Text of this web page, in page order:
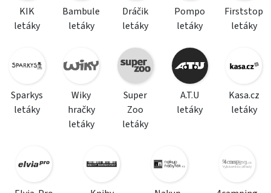
KIK
letáky
Bambule
letáky
Dráčik
letáky
Pompo
letáky
Firststop
letáky
Sparkys
letáky
Wiky
hračky
letáky
Super
Zoo
letáky
A.T.U
letáky
Kasa.cz
letáky